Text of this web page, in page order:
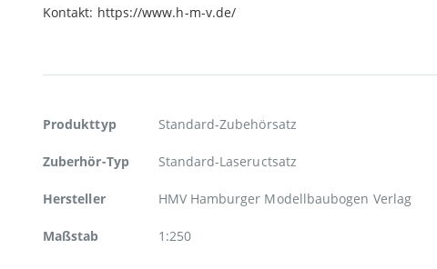
Kontakt: https://www.h-m-v.de/
Weitere
Produkttyp Standard-Zubehörsatz
Zuberhör-Typ Standard-Laseructsatz
Hersteller HMV Hamburger Modellbaubogen Verlag
Maßstab 1:250